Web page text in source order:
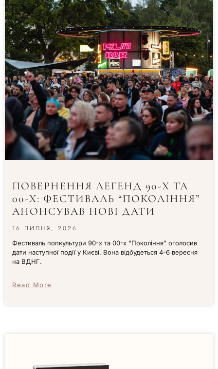
ПОВЕРНЕННЯ ЛЕГЕНД 90-Х ТА
00-Х: ФЕСТИВАЛЬ “ПОКОЛІННЯ”
АНОНСУВАВ НОВІ ДАТИ
16 ЛИПНЯ, 2026
Фестиваль попкультури 90-х та 00-х “Покоління” оголосив
дати наступної події у Києві. Вона відбудеться 4-6 вересня
на ВДНГ.
Read More